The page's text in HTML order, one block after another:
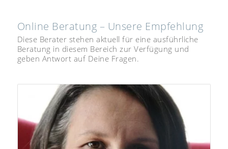
Online Beratung – Unsere Empfehlung
Diese Berater stehen aktuell für eine ausführliche
Beratung in diesem Bereich zur Verfügung und
geben Antwort auf Deine Fragen.